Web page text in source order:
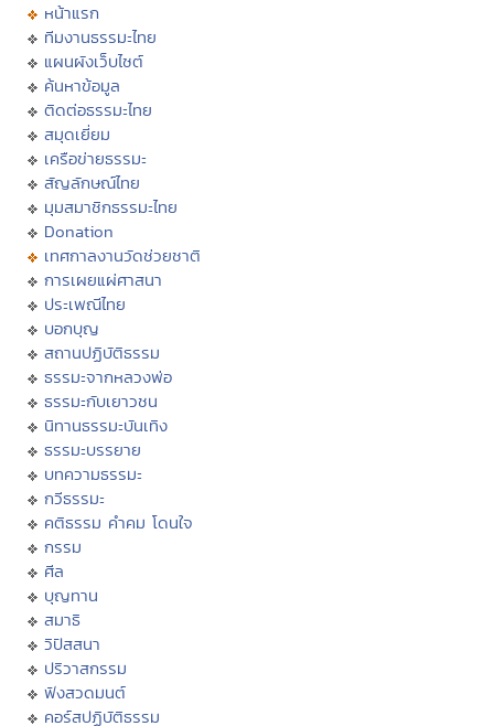
หน้าแรก
ทีมงานธรรมะไทย
แผนผังเว็บไซต์
ค้นหาข้อมูล
ติดต่อธรรมะไทย
สมุดเยี่ยม
เครือข่ายธรรมะ
สัญลักษณ์ไทย
มุมสมาชิกธรรมะไทย
Donation
เทศกาลงานวัดช่วยชาติ
การเผยแผ่ศาสนา
ประเพณีไทย
บอกบุญ
สถานปฏิบัติธรรม
ธรรมะจากหลวงพ่อ
ธรรมะกับเยาวชน
นิทานธรรมะบันเทิง
ธรรมะบรรยาย
บทความธรรมะ
กวีธรรมะ
คติธรรม คำคม โดนใจ
กรรม
ศีล
บุญทาน
สมาธิ
วิปัสสนา
ปริวาสกรรม
ฟังสวดมนต์
คอร์สปฏิบัติธรรม